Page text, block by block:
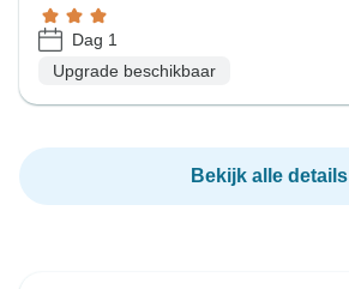
Dag 1
Upgrade beschikbaar
Bekijk alle details